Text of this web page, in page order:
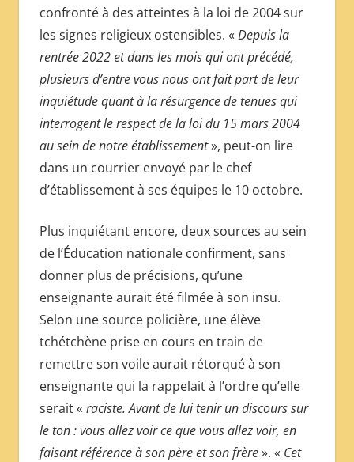
confronté à des atteintes à la loi de 2004 sur
les signes religieux ostensibles. «Depuis la
rentrée 2022 et dans les mois qui ont précédé,
plusieurs d’entre vous nous ont fait part de leur
inquiétude quant à la résurgence de tenues qui
interrogent le respect de la loi du 15 mars 2004
au sein de notre établissement», peut-on lire
dans un courrier envoyé par le chef
d’établissement à ses équipes le 10 octobre.
Plus inquiétant encore, deux sources au sein
de l’Éducation nationale confirment, sans
donner plus de précisions, qu’une
enseignante aurait été filmée à son insu.
Selon une source policière, une élève
tchétchène prise en cours en train de
remettre son voile aurait rétorqué à son
enseignante qui la rappelait à l’ordre qu’elle
serait «raciste. Avant de lui tenir un discours sur
le ton : vous allez voir ce que vous allez voir, en
faisant référence à son père et son frère». « Cet